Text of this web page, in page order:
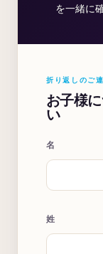
を一緒に
折り返しのご
お子様
い
名
姓